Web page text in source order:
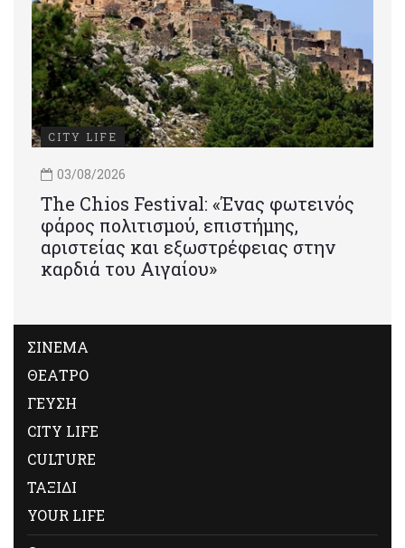
CITY LIFE
03/08/2026
Τhe Chios Festival: «Ένας φωτεινός
φάρος πολιτισμού, επιστήμης,
αριστείας και εξωστρέφειας στην
καρδιά του Αιγαίου»
ΣΙΝΕΜΑ
ΘΕΑΤΡΟ
ΓΕΥΣΗ
CITY LIFE
CULTURE
ΤΑΞΙΔΙ
YOUR LIFE